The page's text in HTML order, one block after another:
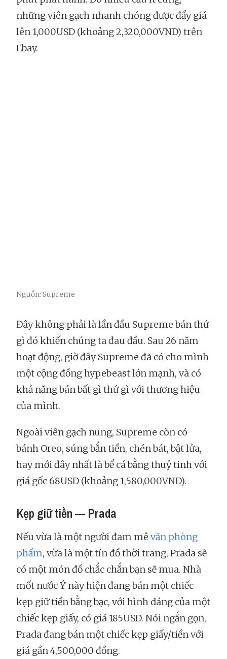
những viên gạch nhanh chóng được đẩy giá
lên 1,000USD (khoảng 2,320,000VND) trên
Ebay.
Nguồn: Supreme
Đây không phải là lần đầu Supreme bán thứ
gì đó khiến chúng ta đau đầu. Sau 26 năm
hoạt động, giờ đây Supreme đã có cho mình
một cộng đồng hypebeast lớn mạnh, và có
khả năng bán bất gì thứ gì với thương hiệu
của mình.
Ngoài viên gạch nung, Supreme còn có
bánh Oreo, súng bắn tiền, chén bát, bật lửa,
hay mới đây nhất là bể cá bằng thuỷ tinh với
giá gốc 68USD (khoảng 1,580,000VND).
Kẹp giữ tiền — Prada
Nếu vừa là một người đam mê văn phòng
phẩm, vừa là một tín đồ thời trang, Prada sẽ
có một món đồ chắc chắn bạn sẽ mua. Nhà
mốt nước Ý này hiện đang bán một chiếc
kẹp giữ tiền bằng bạc, với hình dáng của một
chiếc kẹp giấy, có giá 185USD. Nói ngắn gọn,
Prada đang bán một chiếc kẹp giấy/tiền với
giá gần 4,500,000 đồng.